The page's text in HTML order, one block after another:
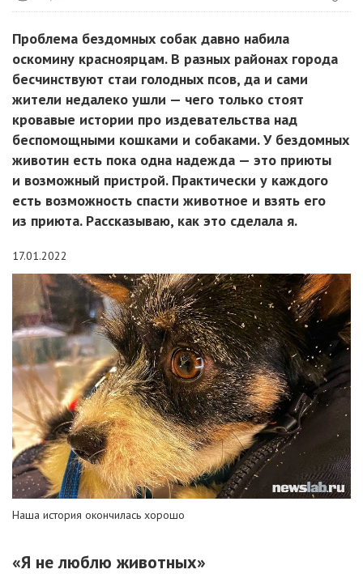
Проблема бездомных собак давно набила
оскомину красноярцам. В разных районах города
бесчинствуют стаи голодных псов, да и сами
жители недалеко ушли — чего только стоят
кровавые истории про издевательства над
беспомощными кошками и собаками. У бездомных
животин есть пока одна надежда — это приюты
и возможный пристрой. Практически у каждого
есть возможность спасти животное и взять его
из приюта. Рассказываю, как это сделала я.
17.01.2022
Наша история окончилась хорошо
«Я не люблю животных»